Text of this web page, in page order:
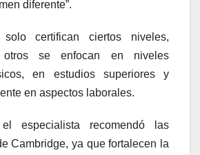
diferente”.
certifican ciertos niveles,
otros se enfocan en niveles
en estudios superiores y
en aspectos laborales.
especialista recomendó las
Cambridge, ya que fortalecen la